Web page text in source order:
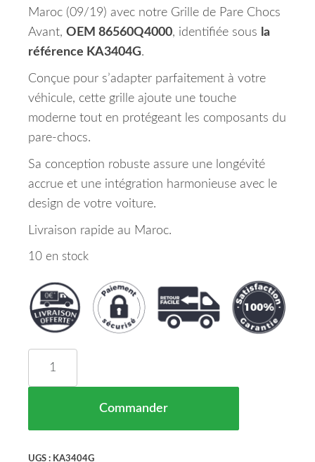
Maroc (09/19) avec notre Grille de Pare Chocs
Avant, OEM 86560Q4000, identifiée sous la
référence KA3404G.
Conçue pour s’adapter parfaitement à votre
véhicule, cette grille ajoute une touche
moderne tout en protégeant les composants du
pare-chocs.
Sa conception robuste assure une longévité
accrue et une intégration harmonieuse avec le
design de votre voiture.
Livraison rapide au Maroc.
10 en stock
Commander
UGS : KA3404G